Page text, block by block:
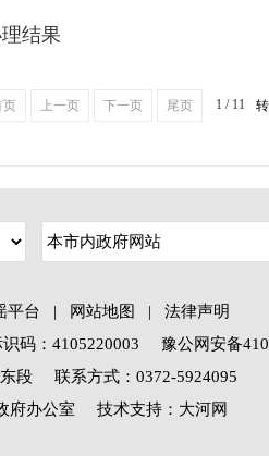
结果
页 上一页 下一页 尾页 1 / 11
平台 | 网站地图 | 法律声明
码：4105220003 豫公网安备
段 联系方式：0372-5924095
府办公室 技术支持：大河网